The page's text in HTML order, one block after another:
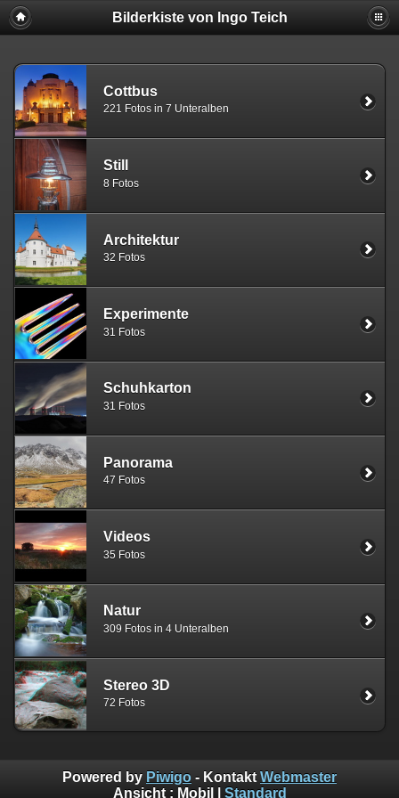
Bilderkiste von Ingo Teich
Cottbus
221 Fotos in 7 Unteralben
Still
8 Fotos
Architektur
32 Fotos
Experimente
31 Fotos
Schuhkarton
31 Fotos
Panorama
47 Fotos
Videos
35 Fotos
Natur
309 Fotos in 4 Unteralben
Stereo 3D
72 Fotos
Powered by Piwigo - Kontakt Webmaster
Ansicht : Mobil Standard